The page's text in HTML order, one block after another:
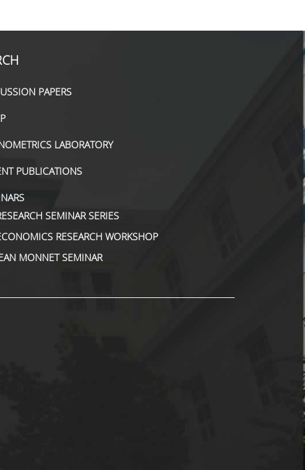
PAPERS
LABORATORY
PUBLICATIONS
SEMINAR SERIES
RESEARCH WORKSHOP
MONNET SEMINAR